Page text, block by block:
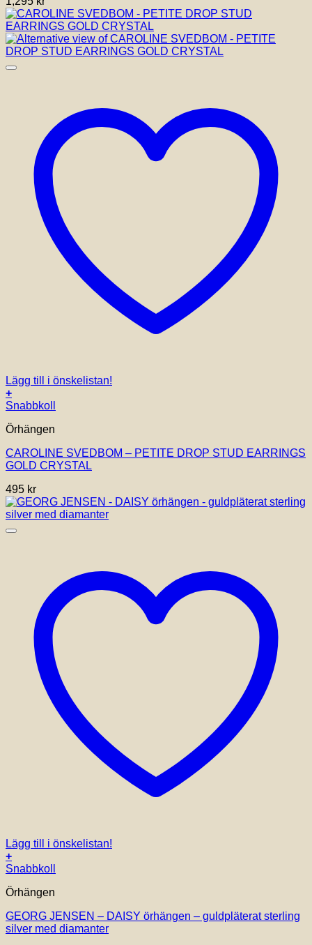
Lägg till i önskelistan!
+
Snabbkoll
Örhängen
CAROLINE SVEDBOM – PETITE DROP STUD EARRINGS
GOLD CRYSTAL
495 kr
Lägg till i önskelistan!
+
Snabbkoll
Örhängen
GEORG JENSEN – DAISY örhängen – guldpläterat sterling
silver med diamanter